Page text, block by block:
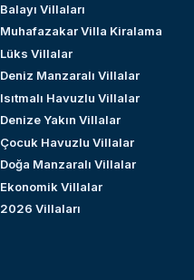
Balayı Villaları
Muhafazakar Villa Kiralama
Lüks Villalar
Deniz Manzaralı Villalar
Isıtmalı Havuzlu Villalar
Denize Yakın Villalar
Çocuk Havuzlu Villalar
Doğa Manzaralı Villalar
Ekonomik Villalar
2026 Villaları